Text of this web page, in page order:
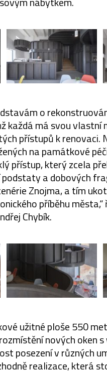
o
každá má svou vlastní
přístupů k renovaci.
na památkové
přístup, který zcela
a dobových
Znojma, a tím
příběhu
Chybík.
užitné ploše 550
nových oken
posezení v různých
realizace, která